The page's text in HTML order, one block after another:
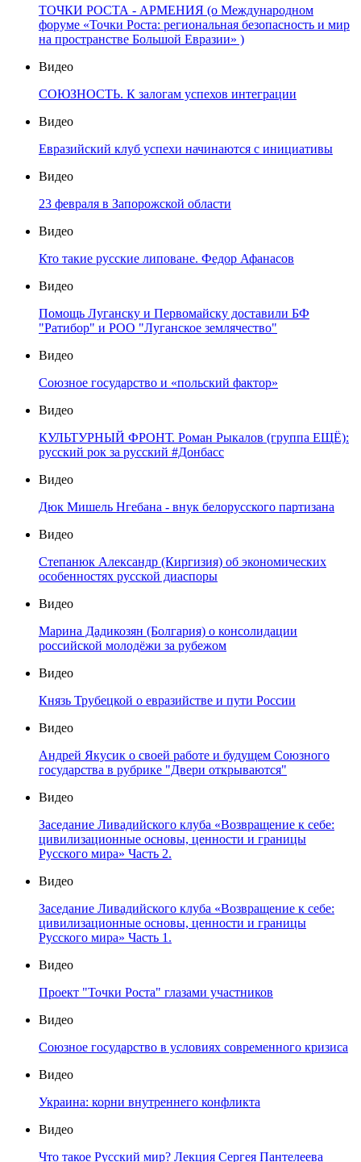
ТОЧКИ РОСТА - АРМЕНИЯ (о Международном
форуме «Точки Роста: региональная безопасность и мир
на пространстве Большой Евразии» )
Видео
СОЮЗНОСТЬ. К залогам успехов интеграции
Видео
Евразийский клуб успехи начинаются с инициативы
Видео
23 февраля в Запорожской области
Видео
Кто такие русские липоване. Федор Афанасов
Видео
Помощь Луганску и Первомайску доставили БФ
"Ратибор" и РОО "Луганское землячество"
Видео
Союзное государство и «польский фактор»
Видео
КУЛЬТУРНЫЙ ФРОНТ. Роман Рыкалов (группа ЕЩЁ):
русский рок за русский #Донбасс
Видео
Дюк Мишель Нгебана - внук белорусского партизана
Видео
Степанюк Александр (Киргизия) об экономических
особенностях русской диаспоры
Видео
Марина Дадикозян (Болгария) о консолидации
российской молодёжи за рубежом
Видео
Князь Трубецкой о евразийстве и пути России
Видео
Андрей Якусик о своей работе и будущем Союзного
государства в рубрике "Двери открываются"
Видео
Заседание Ливадийского клуба «Возвращение к себе:
цивилизационные основы, ценности и границы
Русского мира» Часть 2.
Видео
Заседание Ливадийского клуба «Возвращение к себе:
цивилизационные основы, ценности и границы
Русского мира» Часть 1.
Видео
Проект "Точки Роста" глазами участников
Видео
Союзное государство в условиях современного кризиса
Видео
Украина: корни внутреннего конфликта
Видео
Что такое Русский мир? Лекция Сергея Пантелеева